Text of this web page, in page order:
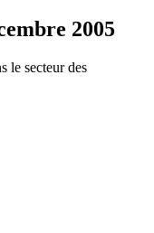
2005
le secteur des